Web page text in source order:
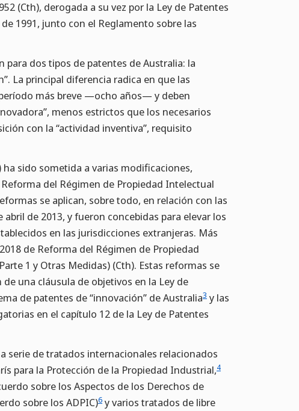
(Cth), derogada a su vez por la Ley de Patentes
1991, junto con el Reglamento sobre las
para dos tipos de patentes de Australia: la
La principal diferencia radica en que las
más breve —ocho años— y deben
menos estrictos que los necesarios
con la “actividad inventiva”, requisito
sido sometida a varias modificaciones,
del Régimen de Propiedad Intelectual
se aplican, sobre todo, en relación con las
de 2013, y fueron concebidas para elevar los
en las jurisdicciones extranjeras. Más
de Reforma del Régimen de Propiedad
1 y Otras Medidas) (Cth). Estas reformas se
una cláusula de objetivos en la Ley de
de patentes de “innovación” de Australia3 y las
en el capítulo 12 de la Ley de Patentes
serie de tratados internacionales relacionados
para la Protección de la Propiedad Industrial,4
sobre los Aspectos de los Derechos de
sobre los ADPIC)6 y varios tratados de libre